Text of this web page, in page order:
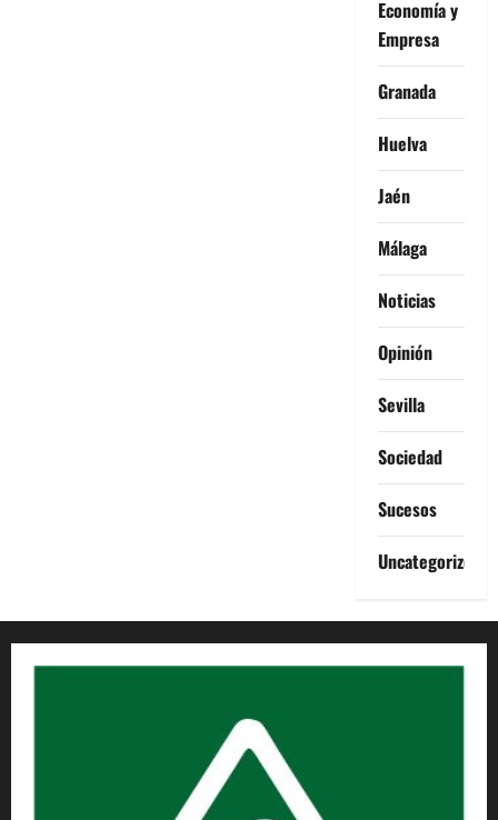
Economía y
Empresa
Granada
Huelva
Jaén
Málaga
Noticias
Opinión
Sevilla
Sociedad
Sucesos
Uncategorized